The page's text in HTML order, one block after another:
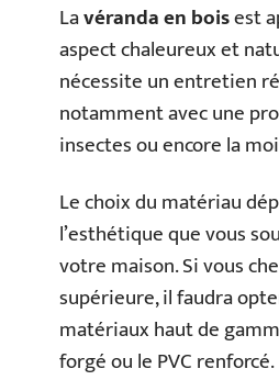
Lavéranda en boisest
aspect chaleureux et
nécessite un entretien
notamment avec une
insectes ou encore la
Le choix du matériau
l’esthétique que vous
votre maison. Si vous
supérieure, il faudra
matériaux haut de
forgé ou le PVC renforcé.